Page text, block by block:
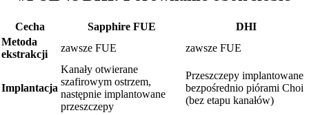
Cecha Sapphire FUE
DHI
Metoda
ekstrakcji
zawsze FUE zawsze FUE
Implantacja
Kanały otwierane
szafirowym ostrzem,
następnie implantowane
przeszczepy
Przeszczepy implantowane
bezpośrednio piórami Choi
(bez etapu kanałów)